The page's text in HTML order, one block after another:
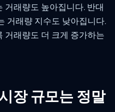
거래량도 높아집니다. 반대
거래량 지수도 낮아집니다.
거래량도 더 크게 증가하는
장 규모는 정말